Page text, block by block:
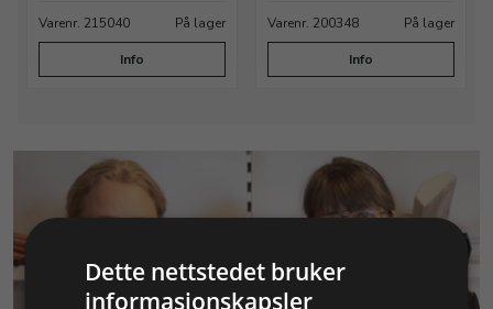
Varenr. 215040 På lager
Info
Varenr. 200348
På lager
Info
Dette nettstedet bruker
informasjonskapsler